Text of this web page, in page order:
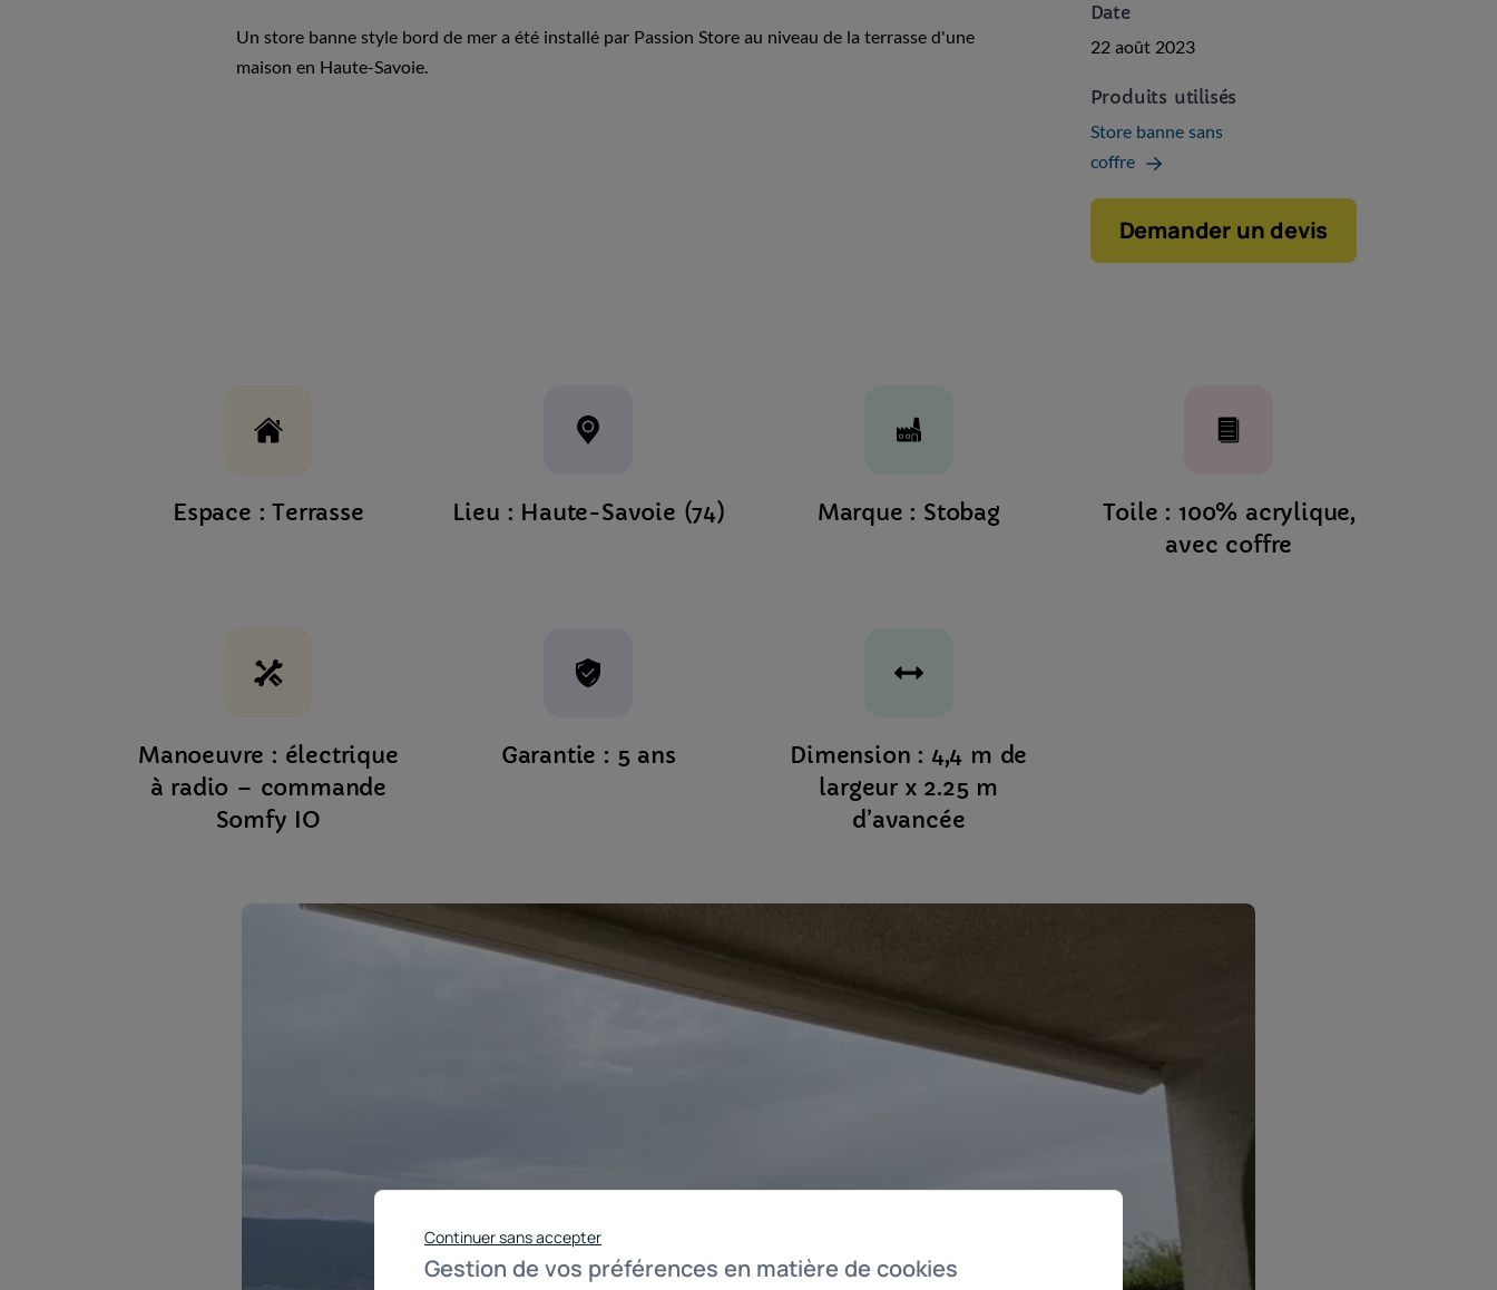
Un store banne style bord de mer a été installé par Passion Store au niveau de la terrasse d'une
maison en Haute-Savoie.
Date
22 août 2023
Produits utilisés
Store banne sans
coffre
Demander un devis
Espace : Terrasse Lieu : Haute-Savoie (74) Marque : Stobag
Toile : 100% acrylique,
avec coffre
Manoeuvre : électrique
à radio – commande
Somfy IO
Garantie : 5 ans
Dimension : 4,4 m de
largeur x 2.25 m
d’avancée
Continuer sans accepter
Gestion de vos préférences en matière de cookies